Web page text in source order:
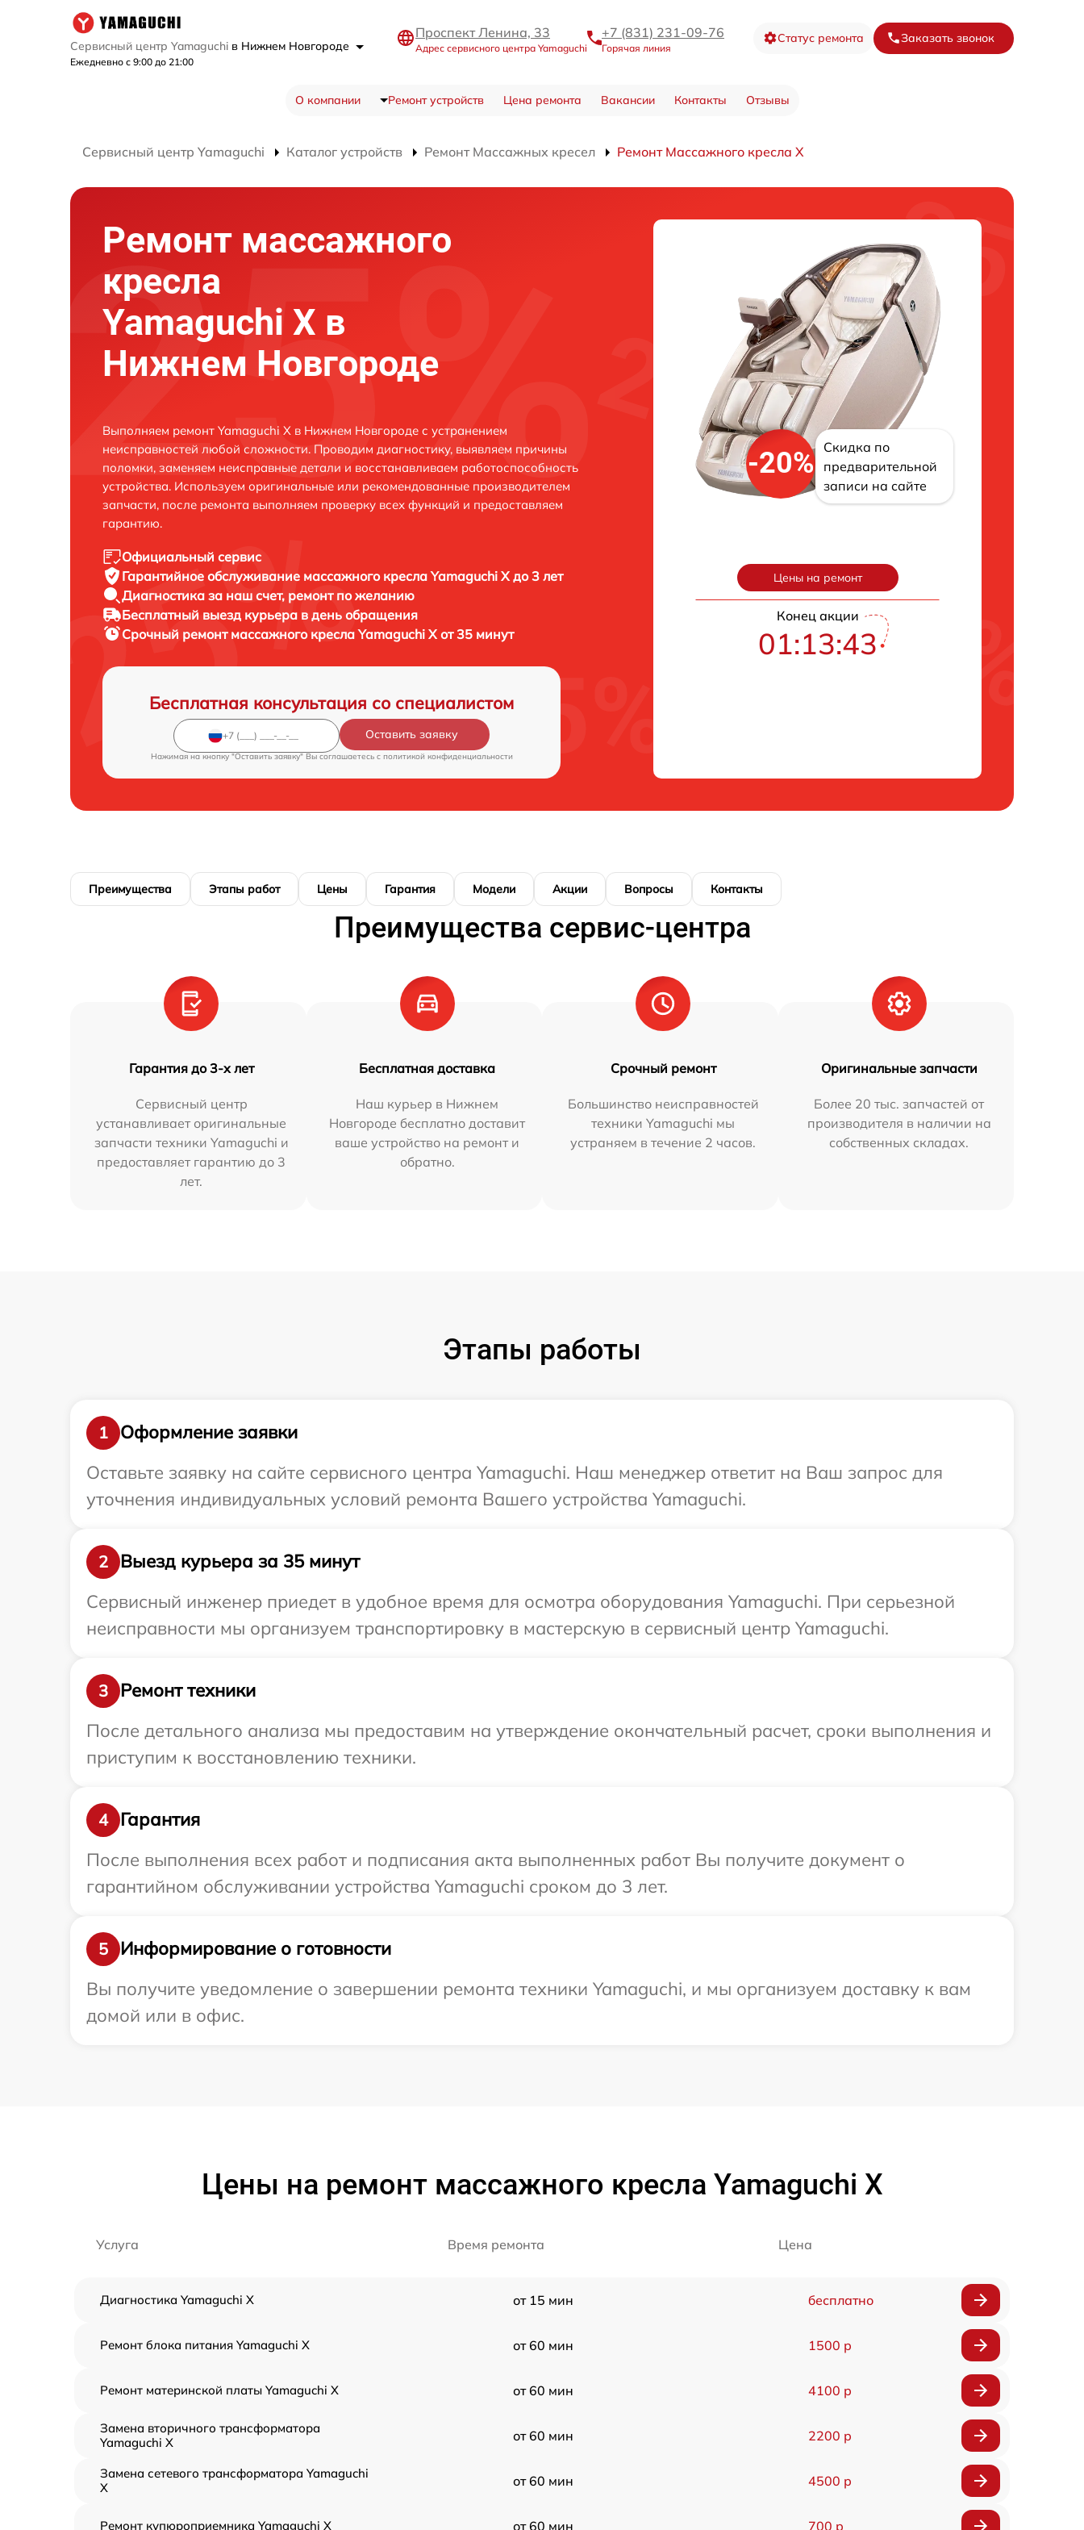
Сервисный центр Yamaguchi в Нижнем Новгороде
Ежедневно с 9:00 до 21:00
Проспект Ленина, 33
Адрес сервисного центра Yamaguchi
+7 (831) 231-09-76
Горячая линия
Статус ремонта Заказать звонок
О компании Ремонт устройств Цена ремонта Вакансии Контакты Отзывы
Сервисный центр Yamaguchi Каталог устройств Ремонт Массажных кресел Ремонт Массажного кресла X
Ремонт массажного
кресла
Yamaguchi X в
Нижнем Новгороде
Выполняем ремонт Yamaguchi X в Нижнем Новгороде с устранением
неисправностей любой сложности. Проводим диагностику, выявляем причины
поломки, заменяем неисправные детали и восстанавливаем работоспособность
устройства. Используем оригинальные или рекомендованные производителем
запчасти, после ремонта выполняем проверку всех функций и предоставляем
гарантию.
Официальный сервис
Гарантийное обслуживание массажного кресла Yamaguchi X до 3 лет
Диагностика за наш счет, ремонт по желанию
Бесплатный выезд курьера в день обращения
Срочный ремонт массажного кресла Yamaguchi X от 35 минут
Бесплатная консультация со специалистом
Оставить заявку
Нажимая на кнопку "Оставить заявку" Вы соглашаетесь c политикой конфиденциальности
-20%
Скидка по
предварительной
записи на сайте
Цены на ремонт
Конец акции
01:13:42
Преимущества Этапы работ Цены Гарантия Модели Акции Вопросы Контакты
Преимущества сервис-центра
Гарантия до 3-х лет
Сервисный центр
устанавливает оригинальные
запчасти техники Yamaguchi и
предоставляет гарантию до 3
лет.
Бесплатная доставка
Наш курьер в Нижнем
Новгороде бесплатно доставит
ваше устройство на ремонт и
обратно.
Срочный ремонт
Большинство неисправностей
техники Yamaguchi мы
устраняем в течение 2 часов.
Оригинальные запчасти
Более 20 тыс. запчастей от
производителя в наличии на
собственных складах.
Этапы работы
1
Оформление заявки
Оставьте заявку на сайте сервисного центра Yamaguchi. Наш менеджер ответит на Ваш запрос для
уточнения индивидуальных условий ремонта Вашего устройства Yamaguchi.
2
Выезд курьера за 35 минут
Сервисный инженер приедет в удобное время для осмотра оборудования Yamaguchi. При серьезной
неисправности мы организуем транспортировку в мастерскую в сервисный центр Yamaguchi.
3
Ремонт техники
После детального анализа мы предоставим на утверждение окончательный расчет, сроки выполнения и
приступим к восстановлению техники.
4
Гарантия
После выполнения всех работ и подписания акта выполненных работ Вы получите документ о
гарантийном обслуживании устройства Yamaguchi сроком до 3 лет.
5
Информирование о готовности
Вы получите уведомление о завершении ремонта техники Yamaguchi, и мы организуем доставку к вам
домой или в офис.
Цены на ремонт массажного кресла Yamaguchi X
Услуга Время ремонта Цена
Диагностика Yamaguchi X от 15 мин бесплатно
Ремонт блока питания Yamaguchi X от 60 мин 1500 р
Ремонт материнской платы Yamaguchi X от 60 мин 4100 р
Замена вторичного трансформатора
Yamaguchi X
от 60 мин 2200 р
Замена сетевого трансформатора Yamaguchi
X
от 60 мин 4500 р
Ремонт купюроприемника Yamaguchi X от 60 мин 700 р